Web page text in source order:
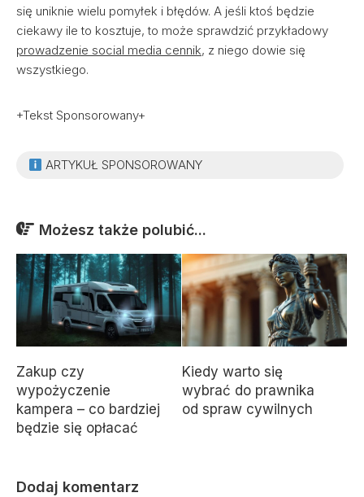
się uniknie wielu pomyłek i błędów. A jeśli ktoś będzie
ciekawy ile to kosztuje, to może sprawdzić przykładowy
prowadzenie social media cennik, z niego dowie się
wszystkiego.
+Tekst Sponsorowany+
ARTYKUŁ SPONSOROWANY
Możesz także polubić...
Zakup czy
wypożyczenie
kampera – co bardziej
będzie się opłacać
Kiedy warto się
wybrać do prawnika
od spraw cywilnych
Dodaj komentarz